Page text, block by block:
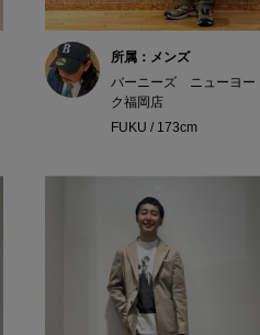
所属：メンズ
バーニーズ ニューヨー
ク福岡店
FUKU / 173cm